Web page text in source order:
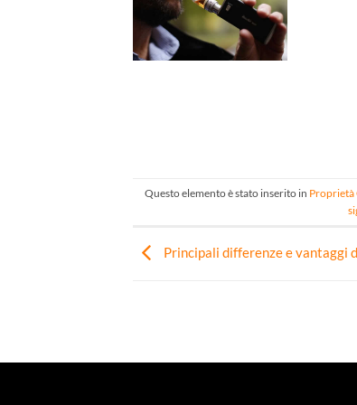
Questo elemento è stato inserito in Proprietà
Principali differenze e vantaggi